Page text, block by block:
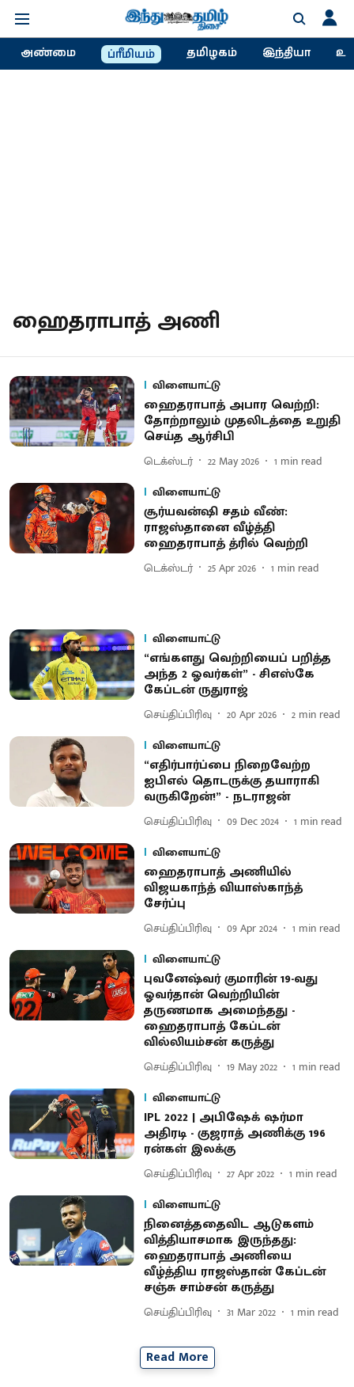
அண்மை ப்ரீமியம் தமிழகம் இந்தியா
ஹைதராபாத் அணி
விளையாட்டு
ஹைதராபாத் அபார வெற்றி:
தோற்றாலும் முதலிடத்தை உறுதி
செய்த ஆர்சிபி
டெக்ஸ்டர் 22 May 2026 1 min read
விளையாட்டு
சூர்யவன்ஷி சதம் வீண்:
ராஜஸ்தானை வீழ்த்தி
ஹைதராபாத் த்ரில் வெற்றி
டெக்ஸ்டர் 25 Apr 2026 1 min read
விளையாட்டு
“எங்களது வெற்றியைப் பறித்த
அந்த 2 ஓவர்கள்” - சிஎஸ்கே
கேப்டன் ருதுராஜ்
செய்திப்பிரிவு 20 Apr 2026 2 min read
விளையாட்டு
“எதிர்பார்ப்பை நிறைவேற்ற
ஐபிஎல் தொடருக்கு தயாராகி
வருகிறேன்!” - நடராஜன்
செய்திப்பிரிவு 09 Dec 2024 1 min read
விளையாட்டு
ஹைதராபாத் அணியில்
விஜயகாந்த் வியாஸ்காந்த்
சேர்ப்பு
செய்திப்பிரிவு 09 Apr 2024 1 min read
விளையாட்டு
புவனேஷ்வர் குமாரின் 19-வது
ஓவர்தான் வெற்றியின்
தருணமாக அமைந்தது -
ஹைதராபாத் கேப்டன்
வில்லியம்சன் கருத்து
செய்திப்பிரிவு 19 May 2022 1 min read
விளையாட்டு
IPL 2022 | அபிஷேக் ஷர்மா
அதிரடி - குஜராத் அணிக்கு 196
ரன்கள் இலக்கு
செய்திப்பிரிவு 27 Apr 2022 1 min read
விளையாட்டு
நினைத்ததைவிட ஆடுகளம்
வித்தியாசமாக இருந்தது:
ஹைதராபாத் அணியை
வீழ்த்திய ராஜஸ்தான் கேப்டன்
சஞ்சு சாம்சன் கருத்து
செய்திப்பிரிவு 31 Mar 2022 1 min read
Read More